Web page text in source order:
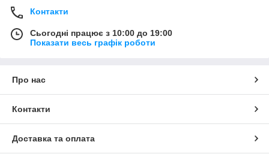
Контакти
Сьогодні працює з 10:00 до 19:00
Показати весь графік роботи
Про нас
Контакти
Доставка та оплата